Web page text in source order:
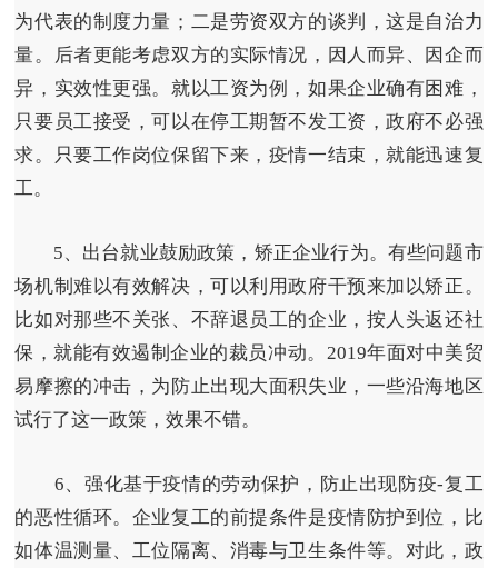
为代表的制度力量；二是劳资双方的谈判，这是自治力
量。后者更能考虑双方的实际情况，因人而异、因企而
异，实效性更强。就以工资为例，如果企业确有困难，
只要员工接受，可以在停工期暂不发工资，政府不必强
求。只要工作岗位保留下来，疫情一结束，就能迅速复
工。
5、出台就业鼓励政策，矫正企业行为。 有些问题市
场机制难以有效解决，可以利用政府干预来加以矫正。
比如对那些不关张、不辞退员工的企业，按人头返还社
保，就能有效遏制企业的裁员冲动。2019年面对中美贸
易摩擦的冲击，为防止出现大面积失业，一些沿海地区
试行了这一政策，效果不错。
6、强化基于疫情的劳动保护，防止出现防疫-复工
的恶性循环。 企业复工的前提条件是疫情防护到位，比
如体温测量、工位隔离、消毒与卫生条件等。对此，政